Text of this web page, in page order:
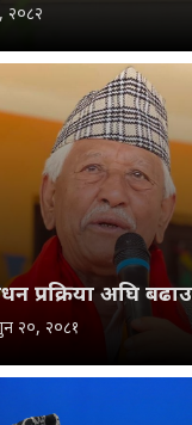
२०८२
प्रक्रिया अघि
२०, २०८१